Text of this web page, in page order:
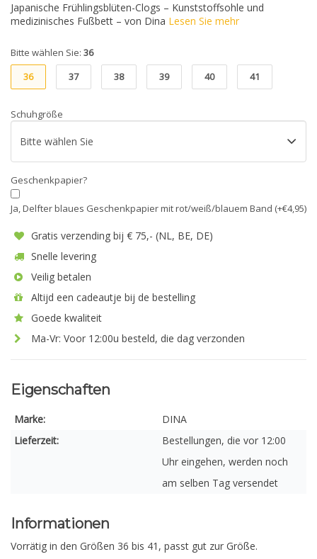
Japanische Frühlingsblüten-Clogs – Kunststoffsohle und
medizinisches Fußbett – von Dina Lesen Sie mehr
Bitte wählen Sie: 36
36
37 38 39 40 41
Schuhgröße
Geschenkpapier?
Ja, Delfter blaues Geschenkpapier mit rot/weiß/blauem Band (+€4,95)
Gratis verzending bij € 75,- (NL, BE, DE)
Snelle levering
Veilig betalen
Altijd een cadeautje bij de bestelling
Goede kwaliteit
Ma-Vr: Voor 12:00u besteld, die dag verzonden
Eigenschaften
Marke:
DINA
Lieferzeit:
Bestellungen, die vor 12:00
Uhr eingehen, werden noch
am selben Tag versendet
Informationen
Vorrätig in den Größen 36 bis 41, passt gut zur Größe.